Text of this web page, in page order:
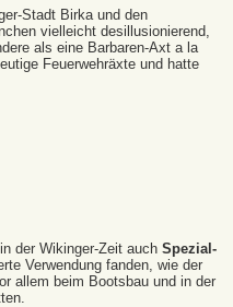
Stadt Birka und den
vielleicht desillusionierend,
als eine Barbaren-Axt a la
Feuerwehräxte und hatte
der Wikinger-Zeit auch Spezial-
Verwendung fanden, wie der
allem beim Bootsbau und in der